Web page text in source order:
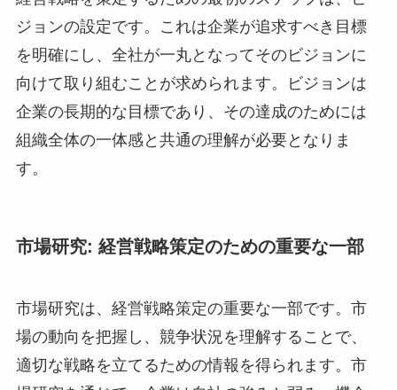
ジョンの設定です。これは企業が追求すべき目標
を明確にし、全社が一丸となってそのビジョンに
向けて取り組むことが求められます。ビジョンは
企業の長期的な目標であり、その達成のためには
組織全体の一体感と共通の理解が必要となりま
す。
市場研究: 経営戦略策定のための重要な一部
市場研究は、経営戦略策定の重要な一部です。市
場の動向を把握し、競争状況を理解することで、
適切な戦略を立てるための情報を得られます。市